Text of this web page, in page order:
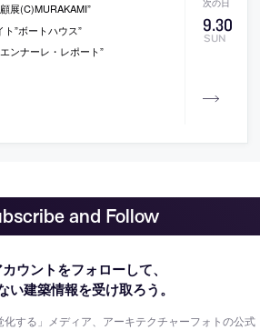
9.30
SUN
展(C)MURAKAMI”
”ボートハウス”
ンナーレ・レポート”
and Follow
ウントをフォローして、
い建築情報を受け取ろう。
化する」メディア、アーキテクチャーフォトの公式